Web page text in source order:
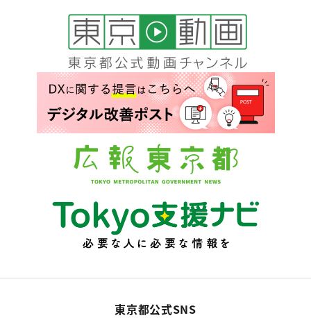
東京都公式SNS